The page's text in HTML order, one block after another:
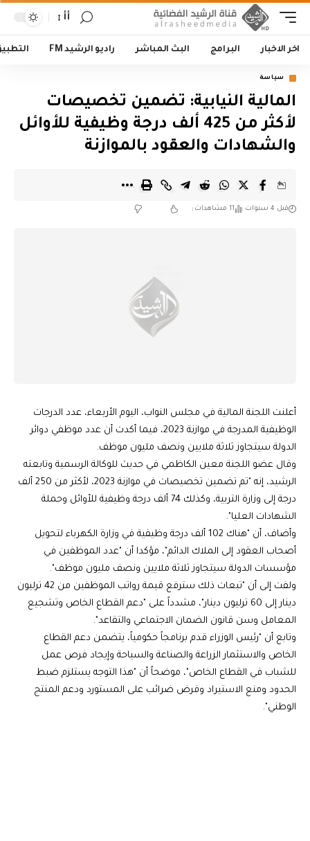
أأ
اخر الاخبار البرامج البث المباشر راديو الرشيد FM
سياسة
المالية النيابية: تضمين تخصيصات
لأكثر من 425 ألف درجة وظيفية للأوائل
والشهادات والعقود بالموازنة
قبل 4 سنوات 11 مشاهدات
أعلنت اللجنة المالية في مجلس النواب، اليوم الأربعاء، عدد الدرجات
الوظيفية المدرجة في موازنة 2023، فيما أكدت أن عدد موظفي دوائر
الدولة سيتجاوز ثلاثة ملايين ونصف مليون موظف.
وقال عضو اللجنة معين الكاظمي في حديث للوكالة الرسمية وتابعته
الرشيد، إنه "تم تضمين تخصيصات في موازنة 2023، لأكثر من 250 ألف
درجة إلى وزارة التربية، وكذلك 74 ألف درجة وظيفية للأوائل وحملة
الشهادات العليا".
وأضاف، أن "هناك 102 ألف درجة وظيفية في وزارة الكهرباء لتحويل
أصحاب العقود إلى الملاك الدائم"، مؤكدا أن "عدد الموظفين في
مؤسسات الدولة سيتجاوز ثلاثة ملايين ونصف مليون موظف".
ولفت إلى أن "تبعات ذلك سترفع قيمة رواتب الموظفين من 42 ترليون
دينار إلى 60 ترليون دينار"، مشدداً على "دعم القطاع الخاص وتشجيع
المعامل وسن قانون الضمان الاجتماعي والتقاعد".
وتابع أن "رئيس الوزراء قدم برنامجاً حكومياً، يتضمن دعم القطاع
الخاص والاستثمار الزراعة والصناعة والسياحة وإيجاد فرص عمل
للشباب في القطاع الخاص"، موضحاً أن "هذا التوجه يستلزم ضبط
الحدود ومنع الاستيراد وفرض ضرائب على المستورد ودعم المنتج
الوطني".